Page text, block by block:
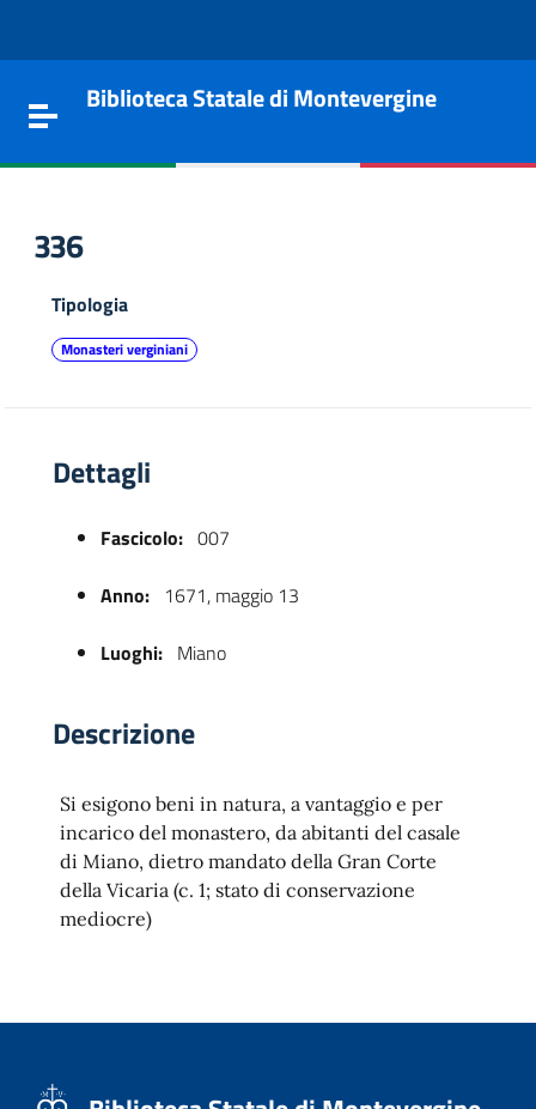
Toggle navigation
Biblioteca Statale di Montevergine
336
Tipologia
Monasteri verginiani
Dettagli
Fascicolo: 007
Anno: 1671, maggio 13
Luoghi: Miano
Descrizione
Si esigono beni in natura, a vantaggio e per
incarico del monastero, da abitanti del casale
di Miano, dietro mandato della Gran Corte
della Vicaria (c. 1; stato di conservazione
mediocre)